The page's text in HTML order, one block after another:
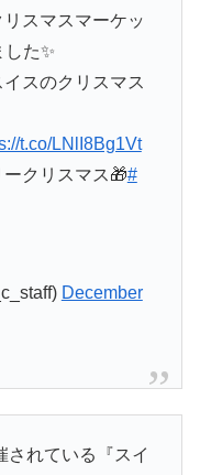
スマスマーケッ
た✨
スのクリスマス
t.co/LNlI8Bg1Vt
クリスマス🎁#
December
されている『スイ